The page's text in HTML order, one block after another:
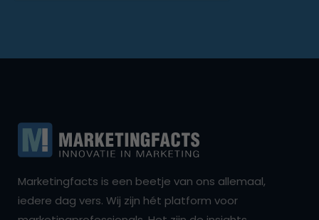
Marketingfacts is een beetje van ons allemaal,
iedere dag vers. Wij zijn hét platform voor